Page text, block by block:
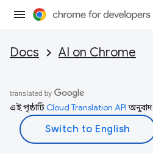
Docs AI on Chrome
এই পৃষ্ঠাটিCloud Translation APIঅনুবাদ